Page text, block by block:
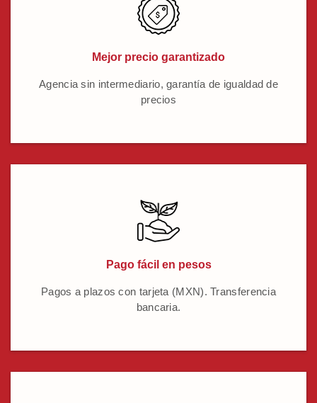
Mejor precio garantizado
Agencia sin intermediario, garantía de igualdad de
precios
Pago fácil en pesos
Pagos a plazos con tarjeta (MXN). Transferencia
bancaria.